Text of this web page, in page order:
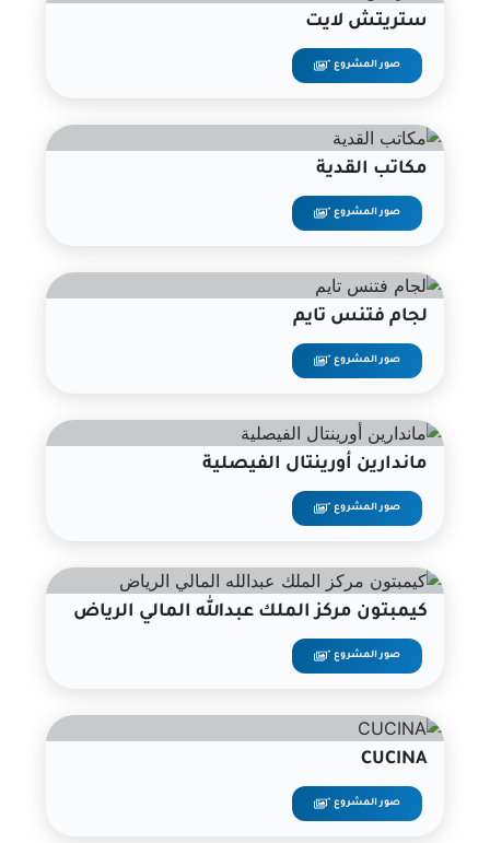
ستريتش لايت
صور المشروع "
مكاتب القدية
صور المشروع "
لجام فتنس تايم
صور المشروع "
ماندارين أورينتال الفيصلية
صور المشروع "
كيمبتون مركز الملك عبدالله المالي الرياض
صور المشروع "
CUCINA
صور المشروع "